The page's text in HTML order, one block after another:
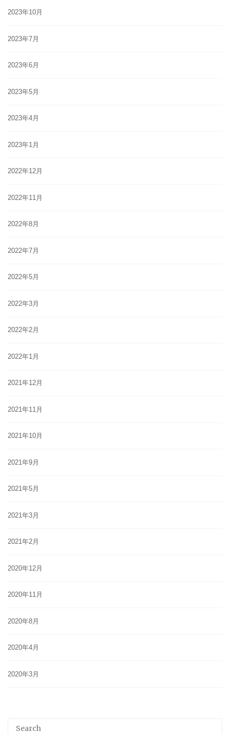
2023年10月
2023年7月
2023年6月
2023年5月
2023年4月
2023年1月
2022年12月
2022年11月
2022年8月
2022年7月
2022年5月
2022年3月
2022年2月
2022年1月
2021年12月
2021年11月
2021年10月
2021年9月
2021年5月
2021年3月
2021年2月
2020年12月
2020年11月
2020年8月
2020年4月
2020年3月